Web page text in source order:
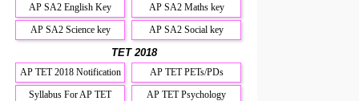
AP SA2 English Key
AP SA2 Maths key
AP SA2 Science key
AP SA2 Social key
TET 2018
AP TET 2018 Notification
AP TET PETs/PDs
Syllabus For AP TET
AP TET Psychology